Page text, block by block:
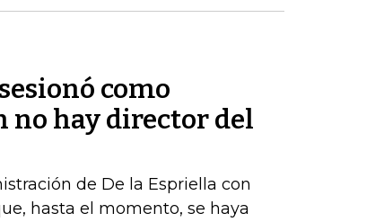
como
no hay director del
de De la Espriella con
hasta el momento, se haya